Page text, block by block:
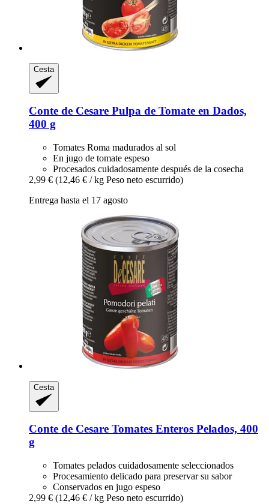
Cesta
Conte de Cesare Pulpa de Tomate en Dados,
400 g
Tomates Roma madurados al sol
En jugo de tomate espeso
Procesados cuidadosamente después de la cosecha
2,99 € (12,46 € / kg Peso neto escurrido)
Entrega hasta el 17 agosto
Cesta
Conte de Cesare Tomates Enteros Pelados, 400
g
Tomates pelados cuidadosamente seleccionados
Procesamiento delicado para preservar su sabor
Conservados en jugo espeso
2,99 € (12,46 € / kg Peso neto escurrido)